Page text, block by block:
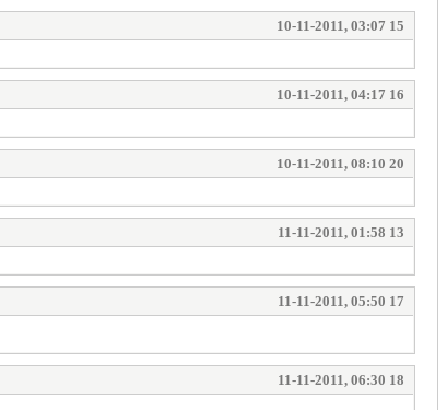
10-11-2011, 03:07 15
10-11-2011, 04:17 16
10-11-2011, 08:10 20
11-11-2011, 01:58 13
11-11-2011, 05:50 17
11-11-2011, 06:30 18